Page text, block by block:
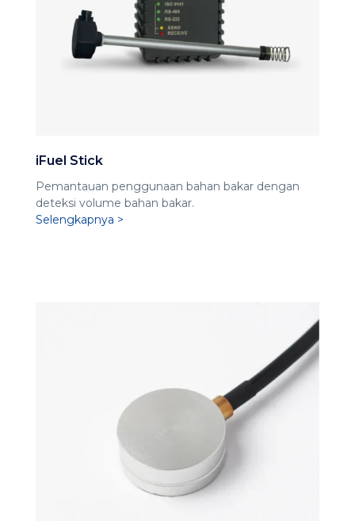
iFuel Stick
Pemantauan penggunaan bahan bakar dengan
deteksi volume bahan bakar.
Selengkapnya >